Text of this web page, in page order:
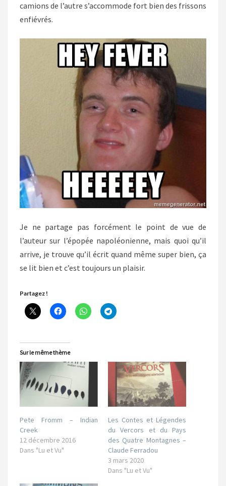
camions de l’autre s’accommode fort bien des frissons
enfiévrés.
Je ne partage pas forcément le point de vue de
l’auteur sur l’épopée napoléonienne, mais quoi qu’il
arrive, je trouve qu’il écrit quand même super bien, ça
se lit bien et c’est toujours un plaisir.
Partagez !
Sur le même thème
Pete Fromm – Indian
Creek
12 décembre 2016
Dans "Lu et Vu"
Les Contes et Légendes
du Vercors et du Pays
des Quatre Montagnes –
Claude Ferradou
3 mars 2020
Dans "Lu et Vu"